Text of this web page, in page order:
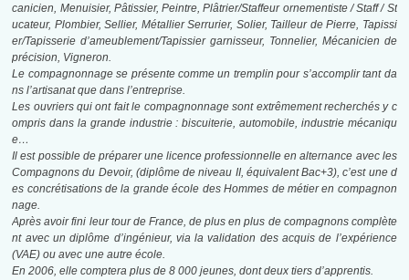
canicien, Menuisier, Pâtissier, Peintre, Plâtrier/Staffeur ornementiste / Staff / St
ucateur, Plombier, Sellier, Métallier Serrurier, Solier, Tailleur de Pierre, Tapissi
er/Tapisserie d’ameublement/Tapissier garnisseur, Tonnelier, Mécanicien de
précision, Vigneron.
Le compagnonnage se présente comme un tremplin pour s’accomplir tant da
ns l’artisanat que dans l’entreprise.
Les ouvriers qui ont fait le compagnonnage sont extrêmement recherchésy c
ompris dans la grande industrie : biscuiterie, automobile, industrie mécaniqu
e…
Il est possible de préparer une licence professionnelle en alternance avec les
Compagnons du Devoir, (diplôme de niveau II, équivalent Bac+3), c’est une d
es concrétisations de la grande école des Hommes de métier en compagnon
nage.
Après avoir fini leur tour de France, de plus en plus de compagnons complète
nt avec un diplôme d’ingénieur, via la validation des acquis de l’expérience
(VAE) ou avec une autre école.
En 2006, elle comptera plus de 8 000 jeunes, dont deux tiers d’apprentis.